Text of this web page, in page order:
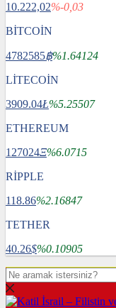
10.222,02%-0,03
BİTCOİN
4782585฿%1.64124
LİTECOİN
3909.04Ł%5.25507
ETHEREUM
127024Ξ%6.0715
RİPPLE
118.86%2.16847
TETHER
40.26$%0.10905